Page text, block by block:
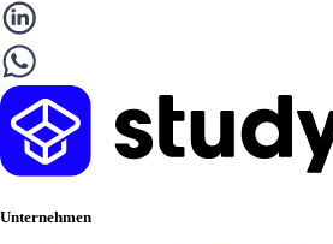
Unternehmen